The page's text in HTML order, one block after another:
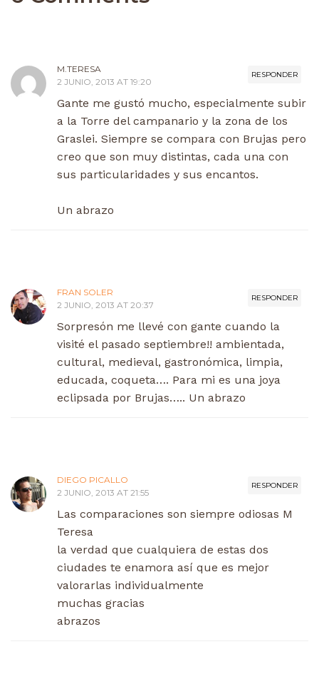
RESPONDER
M.TERESA
2 JUNIO, 2013 AT 19:20
Gante me gustó mucho, especialmente subir
a la Torre del campanario y la zona de los
Graslei. Siempre se compara con Brujas pero
creo que son muy distintas, cada una con
sus particularidades y sus encantos.
Un abrazo
RESPONDER
FRAN SOLER
2 JUNIO, 2013 AT 20:37
Sorpresón me llevé con gante cuando la
visité el pasado septiembre!! ambientada,
cultural, medieval, gastronómica, limpia,
educada, coqueta…. Para mi es una joya
eclipsada por Brujas….. Un abrazo
RESPONDER
DIEGO PICALLO
2 JUNIO, 2013 AT 21:55
Las comparaciones son siempre odiosas M
Teresa
la verdad que cualquiera de estas dos
ciudades te enamora así que es mejor
valorarlas individualmente
muchas gracias
abrazos